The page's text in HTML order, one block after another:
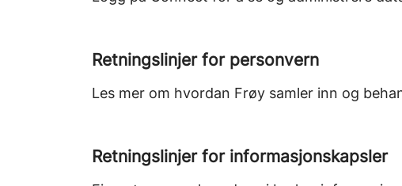
Retningslinjer for personvern
Les mer om hvordan Frøy samler inn og
Retningslinjer for informasjonskapsler